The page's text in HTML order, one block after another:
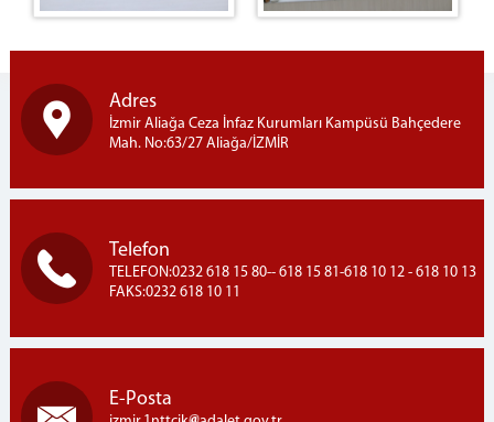
Adres
İzmir Aliağa Ceza İnfaz Kurumları Kampüsü Bahçedere
Mah. No:63/27 Aliağa/İZMİR
Telefon
TELEFON:0232 618 15 80-- 618 15 81-618 10 12 - 618 10 13
FAKS:0232 618 10 11
E-Posta